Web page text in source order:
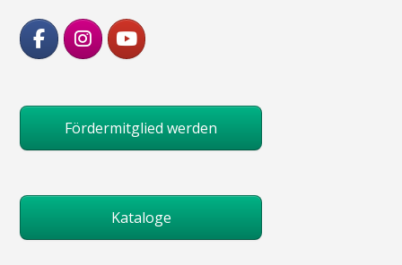
Fördermitglied werden
Kataloge